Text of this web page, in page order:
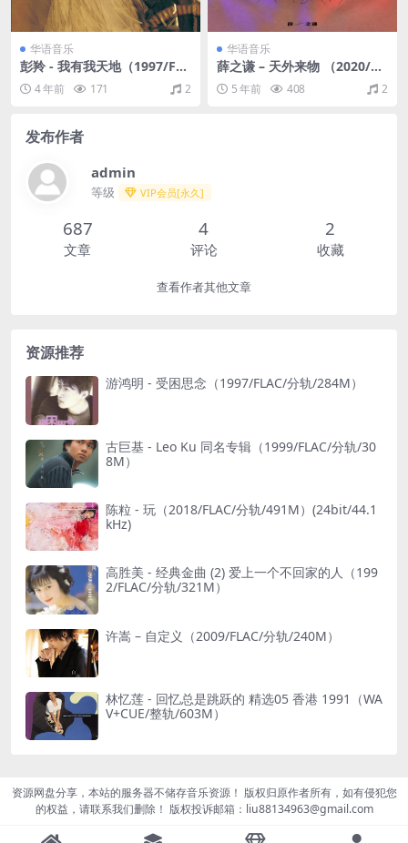
华语音乐
彭羚 - 我有我天地（1997/FL
AC/分轨/302M）
4 年前 171 2
华语音乐
薛之谦 – 天外来物 （2020/FL
AC/分轨/472M）
5 年前 408 2
发布作者
admin
等级 VIP会员[永久]
687
文章
4
评论
2
收藏
查看作者其他文章
资源推荐
游鸿明 - 受困思念（1997/FLAC/分轨/284M）
古巨基 - Leo Ku 同名专辑（1999/FLAC/分轨/30
8M）
陈粒 - 玩（2018/FLAC/分轨/491M）(24bit/44.1
kHz)
高胜美 - 经典金曲 (2) 爱上一个不回家的人（199
2/FLAC/分轨/321M）
许嵩 – 自定义（2009/FLAC/分轨/240M）
林忆莲 - 回忆总是跳跃的 精选05 香港 1991（WA
V+CUE/整轨/603M）
资源网盘分享，本站的服务器不储存音乐资源！ 版权归原作者所有，如有侵犯您
的权益，请联系我们删除！ 版权投诉邮箱：liu88134963@gmail.com